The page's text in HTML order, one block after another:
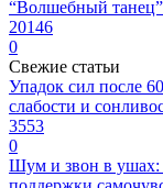
“Волшебный
20146
0
Свежие статьи
Упадок сил после
слабости и
3553
0
Шум и звон в ушах: